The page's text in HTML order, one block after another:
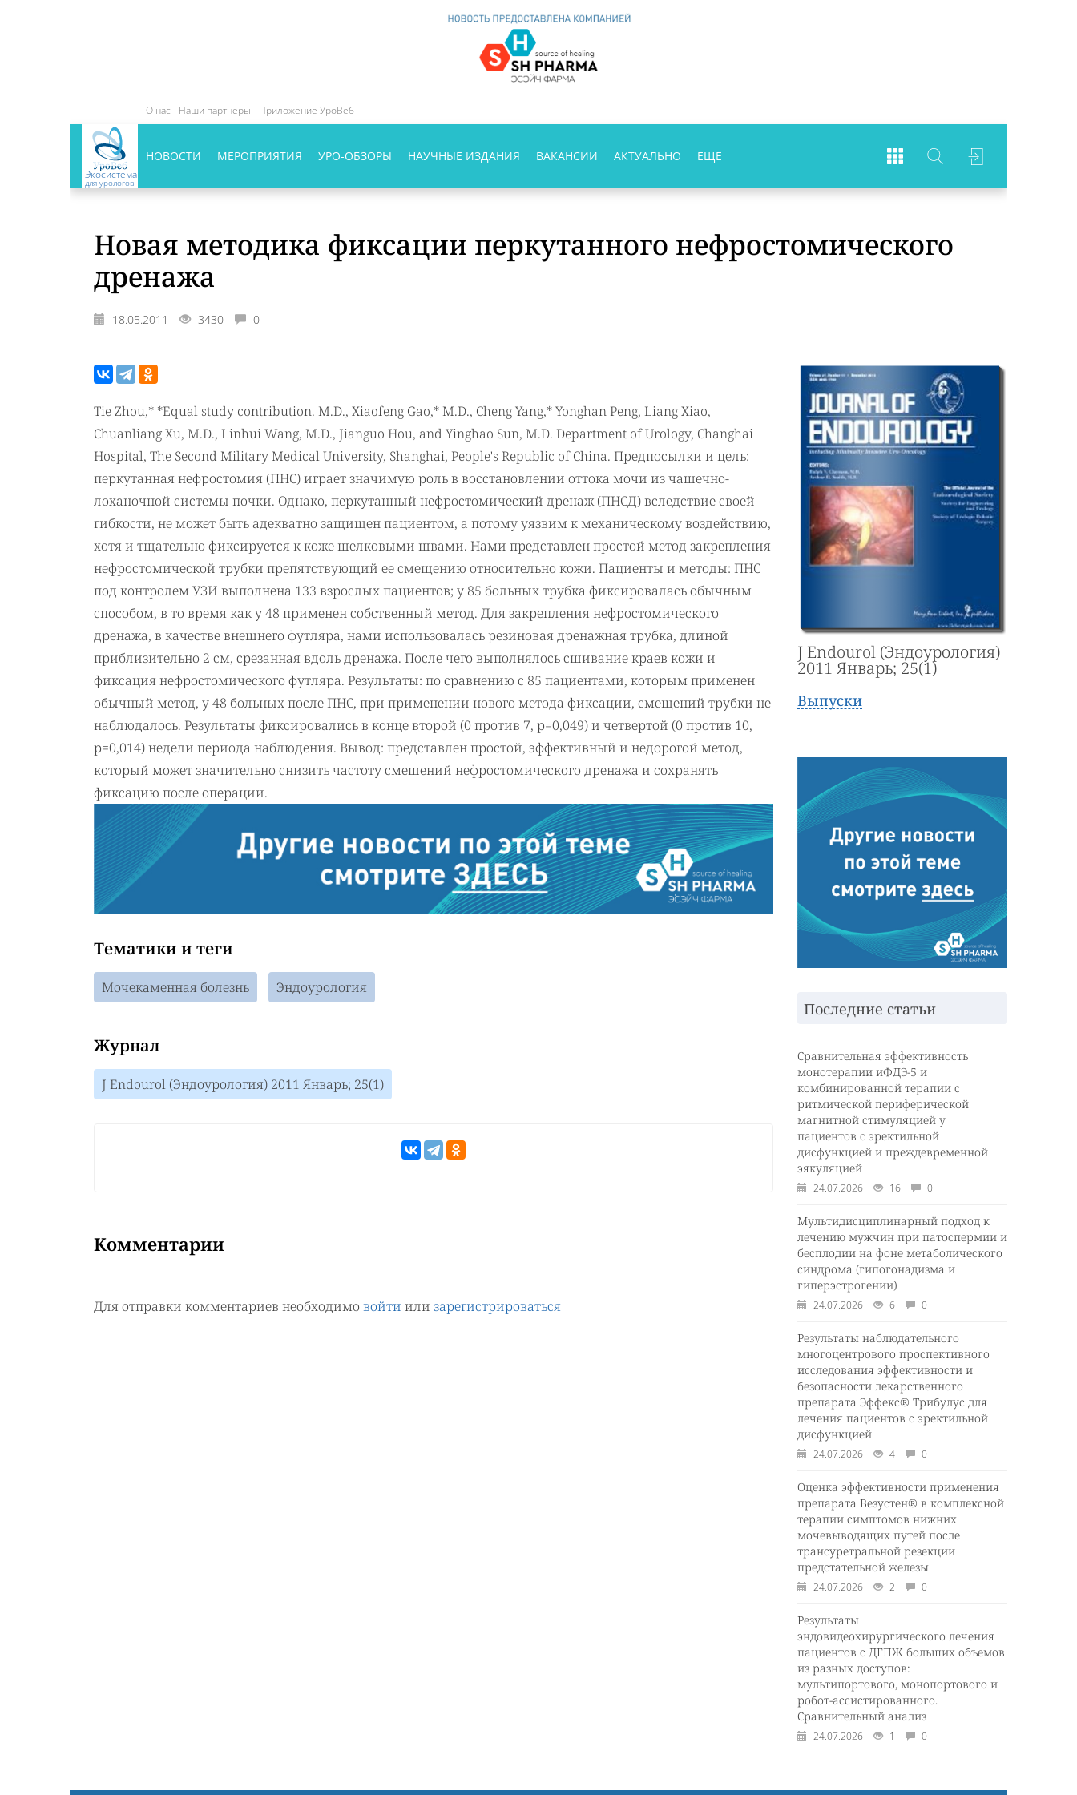
О нас Наши партнеры Приложение УроВеб
Экосистема
для урологов
НОВОСТИ МЕРОПРИЯТИЯ УРО-ОБЗОРЫ НАУЧНЫЕ ИЗДАНИЯ ВАКАНСИИ АКТУАЛЬНО ЕЩЕ
Новая методика фиксации перкутанного нефростомического
дренажа
18.05.2011 3430 0
Tie Zhou,* *Equal study contribution. M.D., Xiaofeng Gao,* M.D., Cheng Yang,* Yonghan Peng, Liang Xiao,
Chuanliang Xu, M.D., Linhui Wang, M.D., Jianguo Hou, and Yinghao Sun, M.D. Department of Urology, Changhai
Hospital, The Second Military Medical University, Shanghai, People's Republic of China. Предпосылки и цель:
перкутанная нефростомия (ПНС) играет значимую роль в восстановлении оттока мочи из чашечно-
лоханочной системы почки. Однако, перкутанный нефростомический дренаж (ПНСД) вследствие своей
гибкости, не может быть адекватно защищен пациентом, а потому уязвим к механическому воздействию,
хотя и тщательно фиксируется к коже шелковыми швами. Нами представлен простой метод закрепления
нефростомической трубки препятствующий ее смещению относительно кожи. Пациенты и методы: ПНС
под контролем УЗИ выполнена 133 взрослых пациентов; у 85 больных трубка фиксировалась обычным
способом, в то время как у 48 применен собственный метод. Для закрепления нефростомического
дренажа, в качестве внешнего футляра, нами использовалась резиновая дренажная трубка, длиной
приблизительно 2 см, срезанная вдоль дренажа. После чего выполнялось сшивание краев кожи и
фиксация нефростомического футляра. Результаты: по сравнению с 85 пациентами, которым применен
обычный метод, у 48 больных после ПНС, при применении нового метода фиксации, смещений трубки не
наблюдалось. Результаты фиксировались в конце второй (0 против 7, р=0,049) и четвертой (0 против 10,
р=0,014) недели периода наблюдения. Вывод: представлен простой, эффективный и недорогой метод,
который может значительно снизить частоту смешений нефростомического дренажа и сохранять
фиксацию после операции.
Тематики и теги
Мочекаменная болезнь Эндоурология
Журнал
J Endourol (Эндоурология) 2011 Январь; 25(1)
Комментарии
Для отправки комментариев необходимо войти или зарегистрироваться
J Endourol (Эндоурология)
2011 Январь; 25(1)
Выпуски
Последние статьи
Сравнительная эффективность
монотерапии иФДЭ-5 и
комбинированной терапии с
ритмической периферической
магнитной стимуляцией у
пациентов с эректильной
дисфункцией и преждевременной
эякуляцией
24.07.2026 16 0
Мультидисциплинарный подход к
лечению мужчин при патоспермии и
бесплодии на фоне метаболического
синдрома (гипогонадизма и
гиперэстрогении)
24.07.2026 6 0
Результаты наблюдательного
многоцентрового проспективного
исследования эффективности и
безопасности лекарственного
препарата Эффекс® Трибулус для
лечения пациентов с эректильной
дисфункцией
24.07.2026 4 0
Оценка эффективности применения
препарата Везустен® в комплексной
терапии симптомов нижних
мочевыводящих путей после
трансуретральной резекции
предстательной железы
24.07.2026 2 0
Результаты
эндовидеохирургического лечения
пациентов с ДГПЖ больших объемов
из разных доступов:
мультипортового, монопортового и
робот-ассистированного.
Сравнительный анализ
24.07.2026 1 0